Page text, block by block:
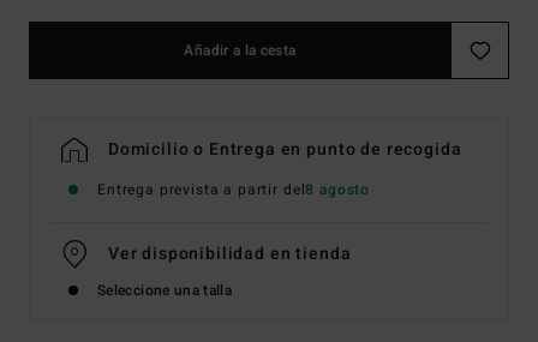
Añadir a la cesta
Domicilio o Entrega en punto de recogida
Entrega prevista a partir del8 agosto
Ver disponibilidad en tienda
Seleccione una talla